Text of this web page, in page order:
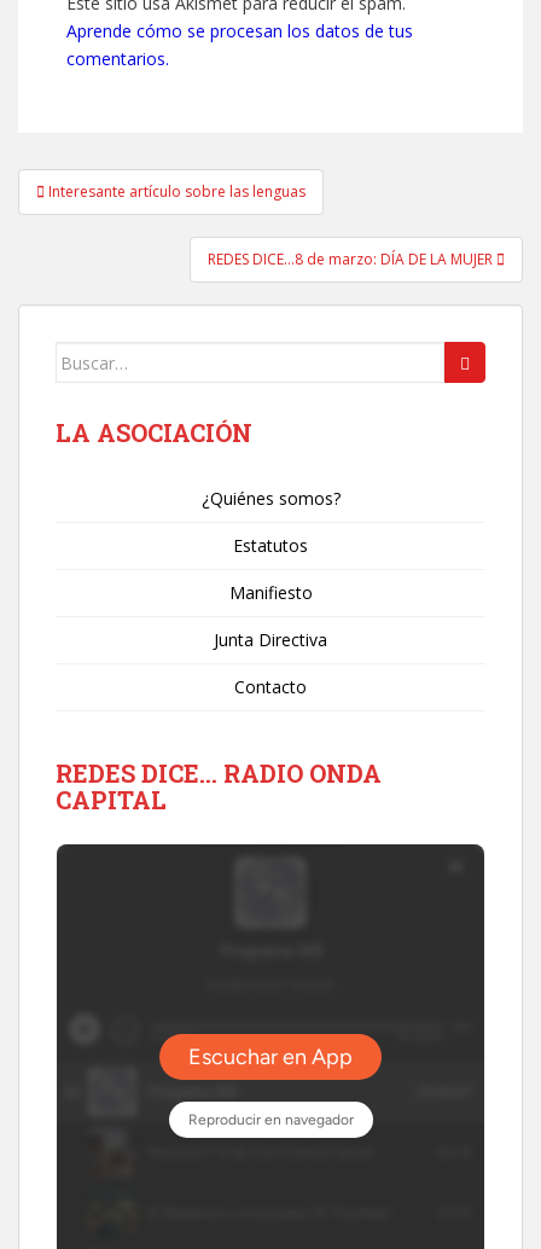
Aprende cómo se procesan los datos de tus
comentarios.
Navegación
de
Interesante artículo sobre las lenguas
REDES DICE…8 de marzo: DÍA DE LA MUJER
Buscar:
LA ASOCIACIÓN
¿Quiénes somos?
Estatutos
Manifiesto
Junta Directiva
Contacto
REDES DICE… RADIO ONDA
CAPITAL